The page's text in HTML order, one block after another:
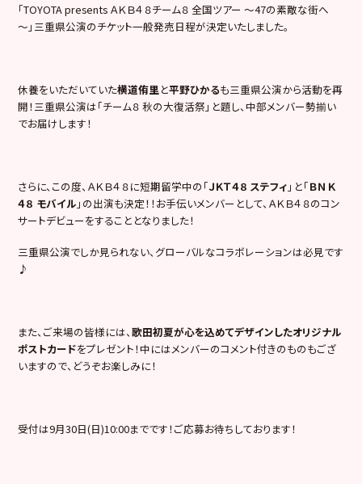
「TOYOTA presents ＡＫＢ４８チーム８ 全国ツアー ～47の素敵な街へ
～」三重県公演のチケット一般発売日程が決定いたしました。
休養をいただいていた横道侑里 と平野ひかるも三重県公演から活動を再
開！三重県公演は「チーム８ 秋の大復活祭」と題し、中部メンバー勢揃い
でお届けします！
さらに、この度、ＡＫＢ４８に短期留学中の「ＪＫＴ４８ ステフィ 」と「ＢＮＫ
４８ モバイル 」の出演も決定！！お手伝いメンバーとして、ＡＫＢ４８のコン
サートデビューをすることとなりました！
三重県公演でしか見られない、グローバルなコラボレーションは必見です
♪
また、ご来場の皆様には、歌田初夏が心を込めてデザインしたオリジナル
ポストカードをプレゼント！中にはメンバーのコメント付きのものもござ
いますので、どうぞお楽しみに！
受付は9月30日(日)10:00までです！ご応募お待ちしております！